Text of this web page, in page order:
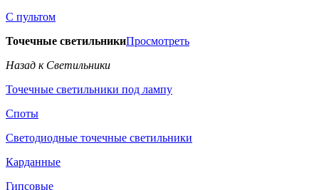
С пультом
Точечные светильникиПросмотреть
Назад к Светильники
Точечные светильники под лампу
Споты
Светодиодные точечные светильники
Карданные
Гипсовые